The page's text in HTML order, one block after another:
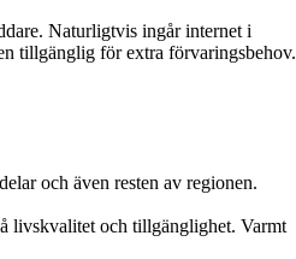
Naturligtvis ingår internet i
tillgänglig för extra förvaringsbehov.
och även resten av regionen.
livskvalitet och tillgänglighet. Varmt